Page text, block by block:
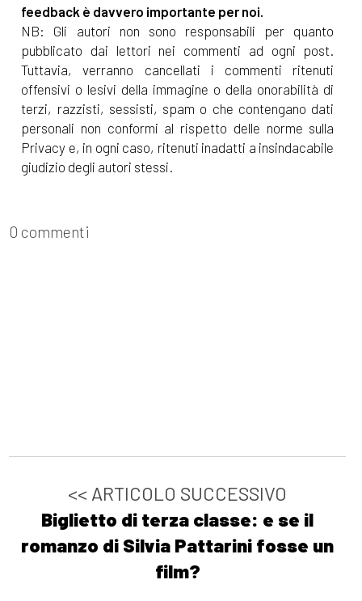
feedback è davvero importante per noi.
NB: Gli autori non sono responsabili per quanto
pubblicato dai lettori nei commenti ad ogni post.
Tuttavia, verranno cancellati i commenti ritenuti
offensivi o lesivi della immagine o della onorabilità di
terzi, razzisti, sessisti, spam o che contengano dati
personali non conformi al rispetto delle norme sulla
Privacy e, in ogni caso, ritenuti inadatti a insindacabile
giudizio degli autori stessi.
0 commenti
<< ARTICOLO SUCCESSIVO
Biglietto di terza classe: e se il
romanzo di Silvia Pattarini fosse un
film?